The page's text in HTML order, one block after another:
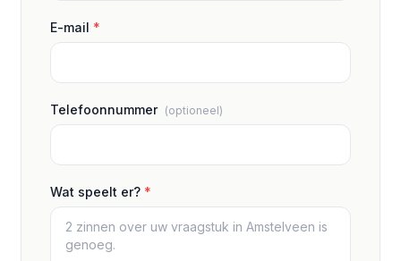
E-mail *
Telefoonnummer (optioneel)
Wat speelt er? *